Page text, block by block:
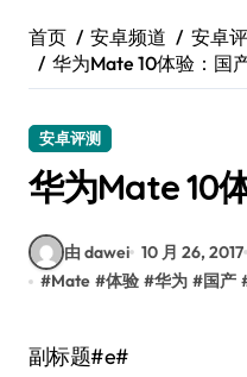
首页 安卓频道 安卓
华为Mate 10体验：国
安卓评测
华为Mate 10
由 dawei 10 月 26, 2017
#Mate #体验 #华为 #国产
副标题#e#